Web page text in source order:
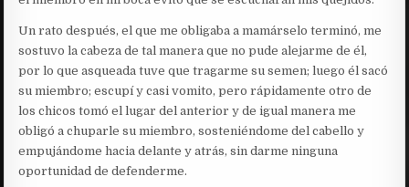
Un rato después, el que me obligaba a mamárselo terminó, me
sostuvo la cabeza de tal manera que no pude alejarme de él,
por lo que asqueada tuve que tragarme su semen; luego él sacó
su miembro; escupí y casi vomito, pero rápidamente otro de
los chicos tomó el lugar del anterior y de igual manera me
obligó a chuparle su miembro, sosteniéndome del cabello y
empujándome hacia delante y atrás, sin darme ninguna
oportunidad de defenderme.